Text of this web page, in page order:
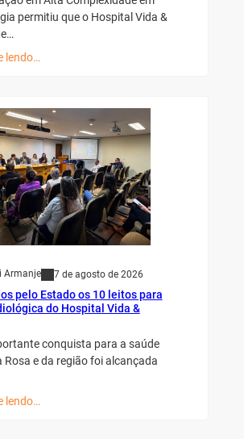
permitiu que o Hospital Vida &
lendo…
Armanje 7 de agosto de 2026
pelo Estado os 10 leitos para
do Hospital Vida &
conquista para a saúde
Rosa e da região foi alcançada
lendo…